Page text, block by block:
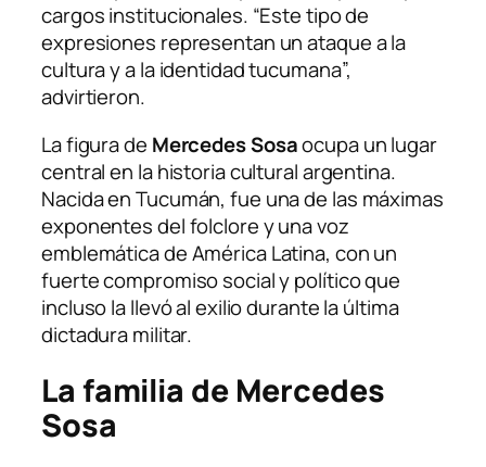
cargos institucionales. “Este tipo de
expresiones representan un ataque a la
cultura y a la identidad tucumana”,
advirtieron.
La figura de Mercedes Sosaocupa un lugar
central en la historia cultural argentina.
Nacida en Tucumán, fue una de las máximas
exponentes del folclore y una voz
emblemática de América Latina, con un
fuerte compromiso social y político que
incluso la llevó al exilio durante la última
dictadura militar.
La familia de Mercedes
Sosa